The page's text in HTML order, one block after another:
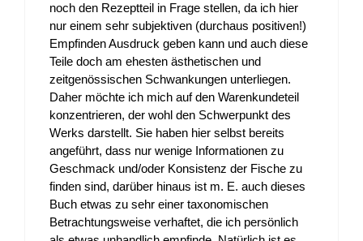
noch den Rezeptteil in Frage stellen, da ich hier
nur einem sehr subjektiven (durchaus positiven!)
Empfinden Ausdruck geben kann und auch diese
Teile doch am ehesten ästhetischen und
zeitgenössischen Schwankungen unterliegen.
Daher möchte ich mich auf den Warenkundeteil
konzentrieren, der wohl den Schwerpunkt des
Werks darstellt. Sie haben hier selbst bereits
angeführt, dass nur wenige Informationen zu
Geschmack und/oder Konsistenz der Fische zu
finden sind, darüber hinaus ist m. E. auch dieses
Buch etwas zu sehr einer taxonomischen
Betrachtungsweise verhaftet, die ich persönlich